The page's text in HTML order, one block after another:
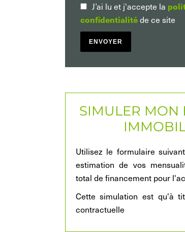
J’ai lu et j'accepte la
confidentialitéde ce site
ENVOYER
SIMULER MON
Utilisez le formulaire
estimation de vos
total de financement pour
Cette simulation est qu'à
contractuelle